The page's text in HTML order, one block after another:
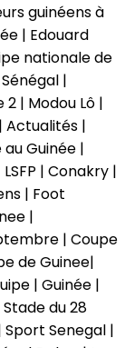
guinéens à
| Edouard
nationale de
|
| Modou Lô |
Actualités |
Guinée |
| Conakry |
| Foot
|
| Coupe
de Guinee|
| Guinée |
du 28
Senegal |